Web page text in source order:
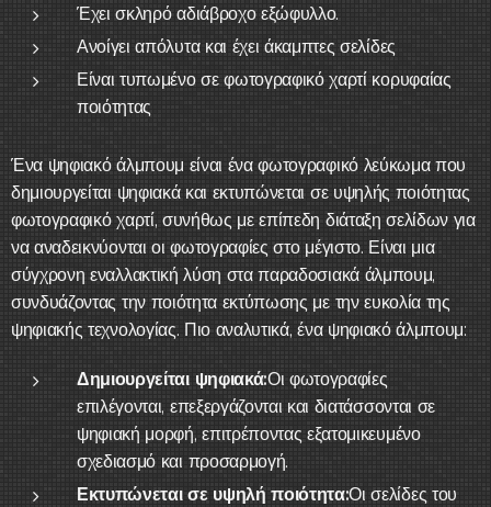
Έχει σκληρό αδιάβροχο εξώφυλλο.
Ανοίγει απόλυτα και έχει άκαμπτες σελίδες
Είναι τυπωμένο σε φωτογραφικό χαρτί κορυφαίας
ποιότητας
Ένα ψηφιακό άλμπουμ είναι ένα φωτογραφικό λεύκωμα που
δημιουργείται ψηφιακά και εκτυπώνεται σε υψηλής ποιότητας
φωτογραφικό χαρτί, συνήθως με επίπεδη διάταξη σελίδων για
να αναδεικνύονται οι φωτογραφίες στο μέγιστο. Είναι μια
σύγχρονη εναλλακτική λύση στα παραδοσιακά άλμπουμ,
συνδυάζοντας την ποιότητα εκτύπωσης με την ευκολία της
ψηφιακής τεχνολογίας. Πιο αναλυτικά, ένα ψηφιακό άλμπουμ:
Δημιουργείται ψηφιακά:Οι φωτογραφίες
επιλέγονται, επεξεργάζονται και διατάσσονται σε
ψηφιακή μορφή, επιτρέποντας εξατομικευμένο
σχεδιασμό και προσαρμογή.
Εκτυπώνεται σε υψηλή ποιότητα:Οι σελίδες του